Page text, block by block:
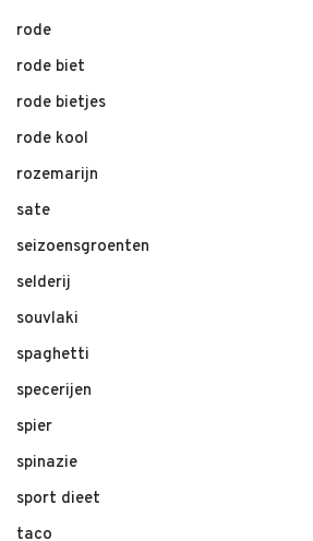
rode
rode biet
rode bietjes
rode kool
rozemarijn
sate
seizoensgroenten
selderij
souvlaki
spaghetti
specerijen
spier
spinazie
sport dieet
taco